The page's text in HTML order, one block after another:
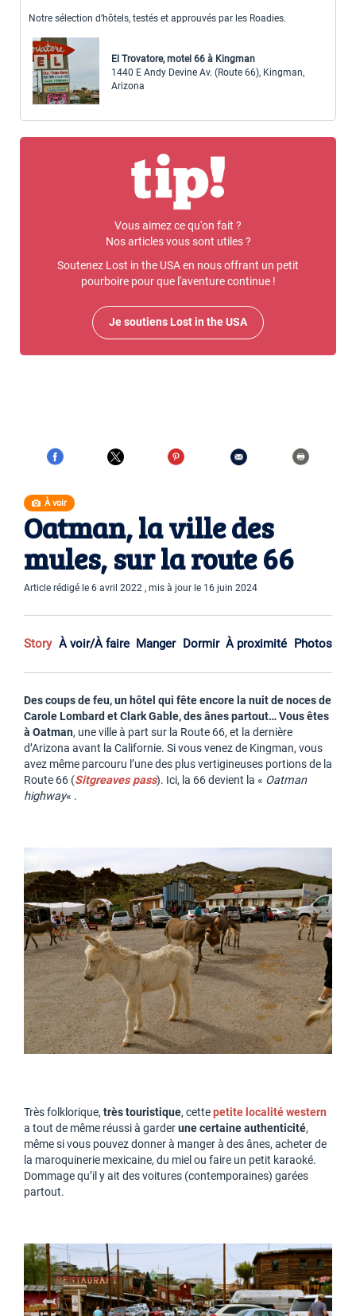
À voir
Oatman, la ville des
mules, sur la route 66
Article rédigé le 6 avril 2022 , mis à jour le 16 juin 2024
Story À voir/À faire Manger Dormir À proximité Photos
Des coups de feu, un hôtel qui fête encore la nuit de noces de
Carole Lombard et Clark Gable, des ânes partout… Vous êtes
à Oatman, une ville à part sur la Route 66, et la dernière
d’Arizona avant la Californie. Si vous venez de Kingman, vous
avez même parcouru l’une des plus vertigineuses portions de la
Route 66 (Sitgreaves pass). Ici, la 66 devient la « Oatman
highway« .
Très folklorique, très touristique, cettepetite localité western
a tout de même réussi à garderune certaine authenticité,
même si vous pouvez donner à manger à des ânes, acheter de
la maroquinerie mexicaine, du miel ou faire un petit karaoké.
Dommage qu’il y ait des voitures (contemporaines) garées
partout.
Notre sélection d’hôtels, testés et approuvés par les Roadies.
El Trovatore, motel 66 à Kingman
1440 E Andy Devine Av. (Route 66), Kingman,
Arizona
Vous aimez ce qu'on fait ?
Nos articles vous sont utiles ?
Soutenez Lost in the USA en nous offrant un petit
pourboire pour que l'aventure continue !
Je soutiens Lost in the USA